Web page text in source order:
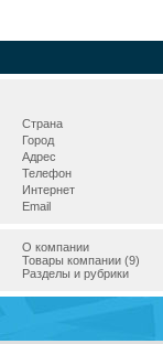
Страна
Город
Адрес
Телефон
Интернет
Email
О компании
Товары компании (9)
Разделы и рубрики